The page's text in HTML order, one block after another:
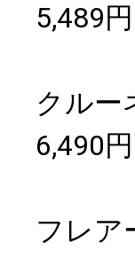
5,489
クルー
6,490
フレア